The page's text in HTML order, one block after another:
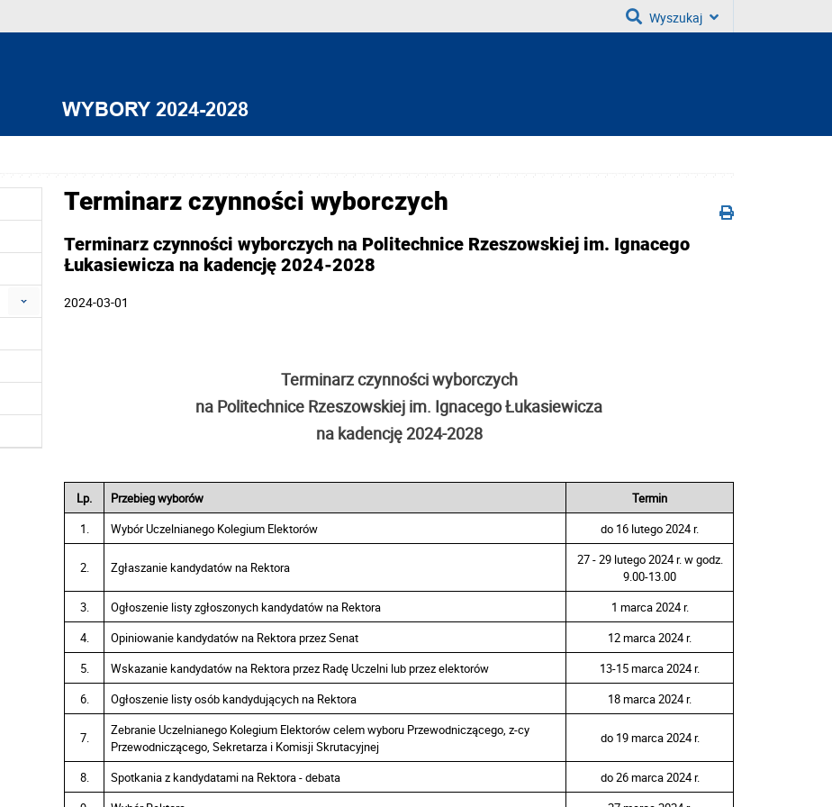
Wyszukaj
Terminarz czynności wyborczych
Terminarz czynności wyborczych na Politechnice Rzeszowskiej im. Ignacego
Łukasiewicza na kadencję 2024-2028
2024-03-01
Terminarz czynności wyborczych
na Politechnice Rzeszowskiej im. Ignacego Łukasiewicza
na kadencję 2024-2028
Lp. Przebieg wyborów
Termin
1.
Wybór Uczelnianego Kolegium Elektorów do 16 lutego 2024 r.
2. Zgłaszanie kandydatów na Rektora
27 - 29 lutego 2024 r. w godz.
9.00-13.00
3.
Ogłoszenie listy zgłoszonych kandydatów na Rektora
1 marca 2024 r.
4.
Opiniowanie kandydatów na Rektora przez Senat
12 marca 2024 r.
5.
Wskazanie kandydatów na Rektora przez Radę Uczelni lub przez elektorów
13-15 marca 2024 r.
6.
Ogłoszenie listy osób kandydujących na Rektora 18 marca 2024 r.
7.
Zebranie Uczelnianego Kolegium Elektorów celem wyboru Przewodniczącego, z-cy
Przewodniczącego, Sekretarza i Komisji Skrutacyjnej
do 19 marca 2024 r.
8. Spotkania z kandydatami na Rektora - debata
do 26 marca 2024 r.